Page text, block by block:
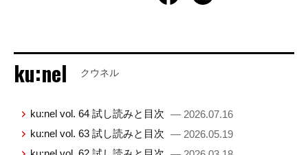
ku:nel クウネル
ku:nel vol. 64 試し読みと目次 — 2026.07.16
ku:nel vol. 63 試し読みと目次 — 2026.05.19